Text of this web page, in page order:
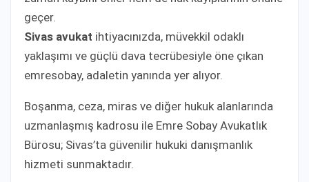
geçer.
Sivas avukat ihtiyacınızda, müvekkil odaklı
yaklaşımı ve güçlü dava tecrübesiyle öne çıkan
emresobay, adaletin yanında yer alıyor.
Boşanma, ceza, miras ve diğer hukuk alanlarında
uzmanlaşmış kadrosu ile Emre Sobay Avukatlık
Bürosu; Sivas’ta güvenilir hukuki danışmanlık
hizmeti sunmaktadır.